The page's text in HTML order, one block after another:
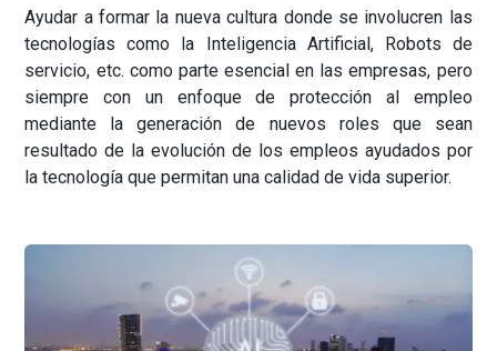
Ayudar a formar la nueva cultura donde se involucren las
tecnologías como la Inteligencia Artificial, Robots de
servicio, etc. como parte esencial en las empresas, pero
siempre con un enfoque de protección al empleo
mediante la generación de nuevos roles que sean
resultado de la evolución de los empleos ayudados por
la tecnología que permitan una calidad de vida superior.